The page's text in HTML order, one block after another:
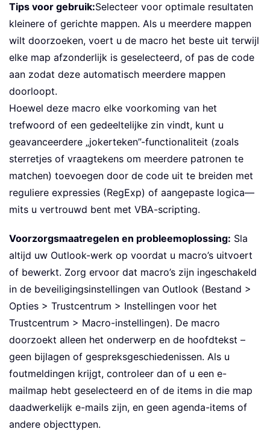
Tips voor gebruik:Selecteer voor optimale resultaten
kleinere of gerichte mappen. Als u meerdere mappen
wilt doorzoeken, voert u de macro het beste uit terwijl
elke map afzonderlijk is geselecteerd, of pas de code
aan zodat deze automatisch meerdere mappen
doorloopt.
Hoewel deze macro elke voorkoming van het
trefwoord of een gedeeltelijke zin vindt, kunt u
geavanceerdere „jokerteken”-functionaliteit (zoals
sterretjes of vraagtekens om meerdere patronen te
matchen) toevoegen door de code uit te breiden met
reguliere expressies (RegExp) of aangepaste logica—
mits u vertrouwd bent met VBA-scripting.
Voorzorgsmaatregelen en probleemoplossing: Sla
altijd uw Outlook-werk op voordat u macro’s uitvoert
of bewerkt. Zorg ervoor dat macro’s zijn ingeschakeld
in de beveiligingsinstellingen van Outlook (Bestand >
Opties > Trustcentrum > Instellingen voor het
Trustcentrum > Macro-instellingen). De macro
doorzoekt alleen het onderwerp en de hoofdtekst –
geen bijlagen of gespreksgeschiedenissen. Als u
foutmeldingen krijgt, controleer dan of u een e-
mailmap hebt geselecteerd en of de items in die map
daadwerkelijk e-mails zijn, en geen agenda-items of
andere objecttypen.